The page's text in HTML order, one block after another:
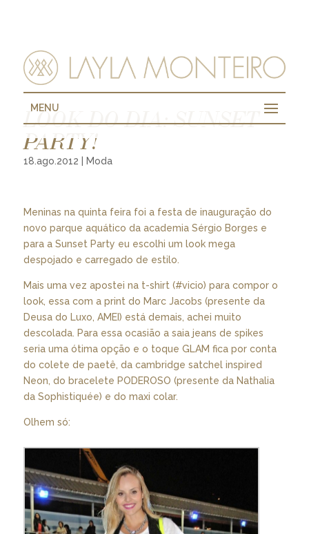
MENU
LOOK DO DIA: SUNSET
PARTY!
18.ago.2012 Moda
Meninas na quinta feira foi a festa de inauguração do
novo parque aquático da academia Sérgio Borges e
para a Sunset Party eu escolhi um look mega
despojado e carregado de estilo.
Mais uma vez apostei na t-shirt (#vicio) para compor o
look, essa com a print do Marc Jacobs (presente da
Deusa do Luxo, AMEI) está demais, achei muito
descolada. Para essa ocasião a saia jeans de spikes
seria uma ótima opção e o toque GLAM fica por conta
do colete de paetê, da cambridge satchel inspired
Neon, do bracelete PODEROSO (presente da Nathalia
da Sophistiquée) e do maxi colar.
Olhem só: